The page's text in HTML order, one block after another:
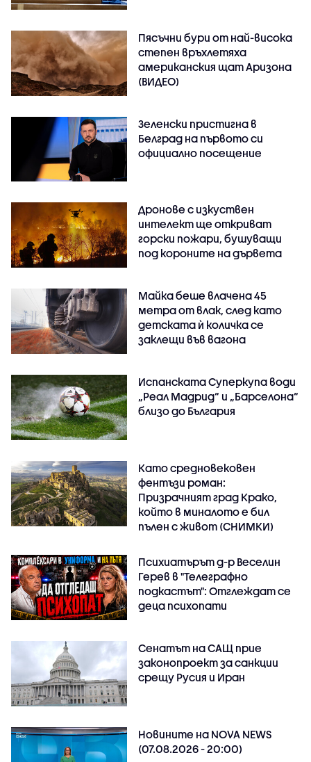
Пясъчни бури от най-висока
степен връхлетяха
американския щат Аризона
(ВИДЕО)
Зеленски пристигна в
Белград на първото си
официално посещение
Дронове с изкуствен
интелект ще откриват
горски пожари, бушуващи
под короните на дървета
Майка беше влачена 45
метра от влак, след като
детската ѝ количка се
заклещи във вагона
Испанската Суперкупа води
„Реал Мадрид“ и „Барселона“
близо до България
Като средновековен
фентъзи роман:
Призрачният град Крако,
който в миналото е бил
пълен с живот (СНИМКИ)
Психиатърът д-р Веселин
Герев в "Телеграфно
подкастът": Отглеждат се
деца психопати
Сенатът на САЩ прие
законопроект за санкции
срещу Русия и Иран
Новините на NOVA NEWS
(07.08.2026 - 20:00)